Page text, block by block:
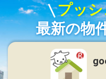
プッ
最新の物